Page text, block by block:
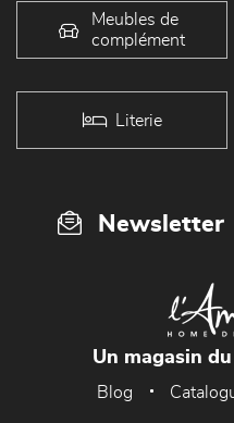
Meubles de
complément
Literie
Newsletter
Un magasin
Blog